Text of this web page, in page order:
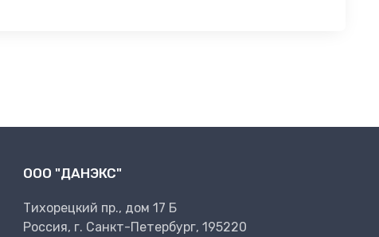
ООО "ДАНЭКС"
Тихорецкий пр., дом 17 Б
Россия, г. Санкт-Петербург, 195220